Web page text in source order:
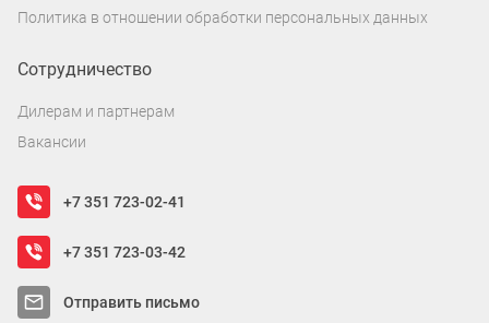
Политика в отношении обработки персональных данных
Сотрудничество
Дилерам и партнерам
Вакансии
+7 351 723-02-41
+7 351 723-03-42
Отправить письмо